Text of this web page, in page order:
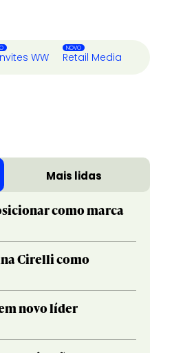
WW Retail Media
Mais lidas
como marca
Cirelli como
novo líder